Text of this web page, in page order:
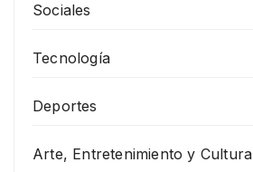
Sociales
Tecnología
Deportes
Arte, Entretenimiento y Cultura